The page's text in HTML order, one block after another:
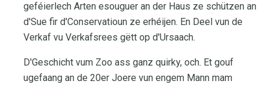
geféierlech Arten esouguer an der Haus ze schützen an
d'Sue fir d'Conservatioun ze erhéijen. En Deel vun de
Verkaf vu Verkafsrees gëtt op d'Ursaach.
D'Geschicht vum Zoo ass ganz quirky, och. Et gouf
ugefaang an de 20er Joere vun engem Mann mam